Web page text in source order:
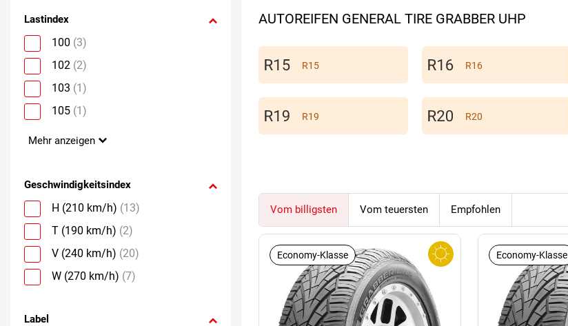
Lastindex
100 (3)
102 (2)
103 (1)
105 (1)
Mehr anzeigen
Geschwindigkeitsindex
H (210 km/h) (13)
T (190 km/h) (2)
V (240 km/h) (20)
W (270 km/h) (7)
Label
AUTOREIFEN GENERAL TIRE GRABBER UHP
R15 R16
R19 R20
Vom billigsten Vom teuersten Empfohlen
Economy-Klasse Economy-Klasse